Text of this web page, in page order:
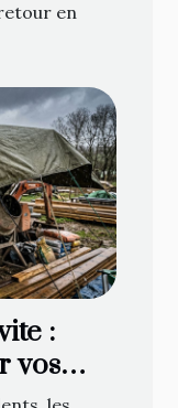
en
:
vos
du